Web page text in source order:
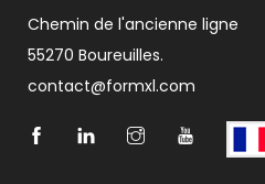
Chemin de l'ancienne ligne
55270 Boureuilles.
contact@formxl.com